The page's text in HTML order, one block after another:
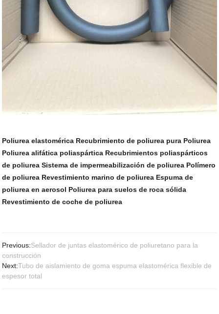
Poliurea elastomérica Recubrimiento de poliurea pura Poliurea
Poliurea alifática poliaspártica Recubrimientos poliaspárticos
de poliurea Sistema de impermeabilización de poliurea Polímero
de poliurea Revestimiento marino de poliurea Espuma de
poliurea en aerosol Poliurea para suelos de roca sólida
Revestimiento de coche de poliurea
Previous:Sellador de juntas elastomérico de poliuretano para la
construcción
Next:Tubo de aislamiento de goma espuma elastomérica flexible de
espesor total